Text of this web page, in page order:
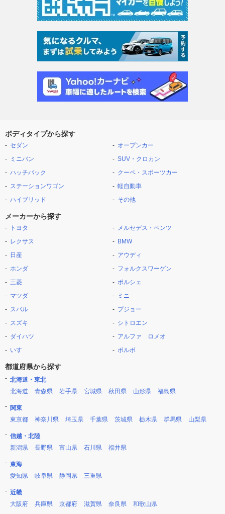
ボディタイプから探す
セダン
ミニバン
ハッチバック
ステーションワゴン
ハイブリッド
オープンカー
SUV・クロカン
クーペ・スポーツカー
軽自動車
その他
メーカーから探す
トヨタ
レクサス
日産
ホンダ
三菱
マツダ
スバル
スズキ
ダイハツ
いすゞ
メルセデス・ベンツ
BMW
アウディ
フォルクスワーゲン
ポルシェ
ミニ
プジョー
シトロエン
アルファ ロメオ
ボルボ
都道府県から探す
北海道・東北
北海道
青森県 岩手県 宮城県 秋田県 山形県 福島県
関東
東京都
神奈川県 埼玉県 千葉県 茨城県 栃木県 群馬県 山梨県
信越・北陸
新潟県
長野県 富山県 石川県 福井県
東海
愛知県
岐阜県 静岡県 三重県
近畿
大阪府
兵庫県 京都府 滋賀県 奈良県 和歌山県